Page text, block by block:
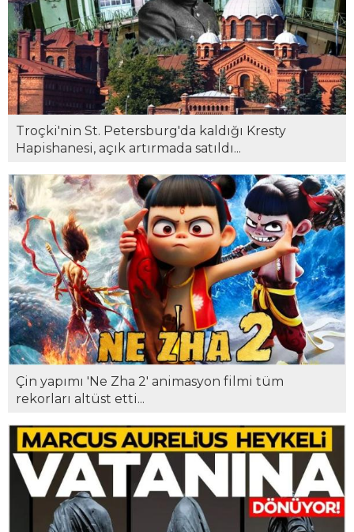
Troçki'nin St. Petersburg'da kaldığı Kresty
Hapishanesi, açık artırmada satıldı...
Çin yapımı 'Ne Zha 2' animasyon filmi tüm
rekorları altüst etti...